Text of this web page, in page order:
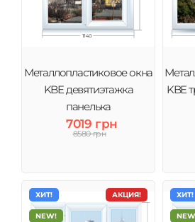
Металлопластиковое окна
KBE девятиэтажка
панелька
7019 грн
8580 грн
KBE
АКЦИЯ!
ХИТ!
NEW!
ХИТ!